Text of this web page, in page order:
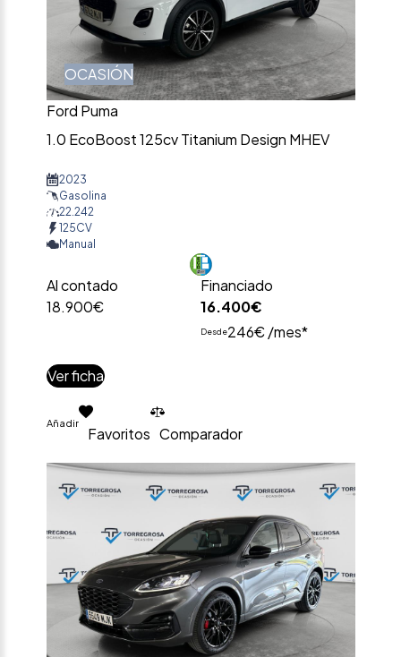
OCASIÓN
Ford Puma
1.0 EcoBoost 125cv Titanium Design MHEV
2023
Gasolina
22.242
125CV
Manual
Al contado
18.900€
Financiado
16.400€
Desde246€ /mes*
Ver ficha
Añadir
Favoritos Comparador